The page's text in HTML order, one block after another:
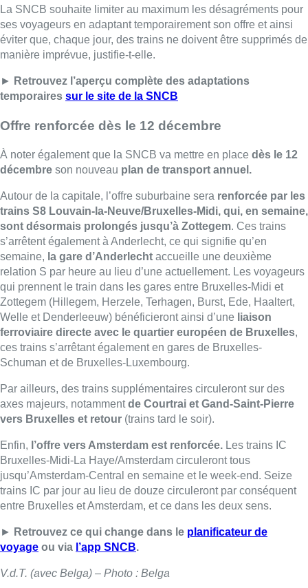
La SNCB souhaite limiter au maximum les désagréments pour
ses voyageurs en adaptant temporairement son offre et ainsi
éviter que, chaque jour, des trains ne doivent être supprimés de
manière imprévue, justifie-t-elle.
►
Retrouvez l’aperçu complète des adaptations
temporaires sur le site de la SNCB
Offre renforcée dès le 12 décembre
À noter également que la SNCB va mettre en place dès le 12
décembre son nouveau plan de transport annuel.
Autour de la capitale, l’offre suburbaine sera renforcée par les
trains S8 Louvain-la-Neuve/Bruxelles-Midi, qui, en semaine,
sont désormais prolongés jusqu’à Zottegem. Ces trains
s’arrêtent également à Anderlecht, ce qui signifie qu’en
semaine, la gare d’Anderlecht accueille une deuxième
relation S par heure au lieu d’une actuellement. Les voyageurs
qui prennent le train dans les gares entre Bruxelles-Midi et
Zottegem (Hillegem, Herzele, Terhagen, Burst, Ede, Haaltert,
Welle et Denderleeuw) bénéficieront ainsi d’une liaison
ferroviaire directe avec le quartier européen de Bruxelles,
ces trains s’arrêtant également en gares de Bruxelles-
Schuman et de Bruxelles-Luxembourg.
Par ailleurs, des trains supplémentaires circuleront sur des
axes majeurs, notammentde Courtrai et Gand-Saint-Pierre
vers Bruxelles et retour (trains tard le soir).
Enfin, l’offre vers Amsterdam est renforcée. Les trains IC
Bruxelles-Midi-La Haye/Amsterdam circuleront tous
jusqu’Amsterdam-Central en semaine et le week-end. Seize
trains IC par jour au lieu de douze circuleront par conséquent
entre Bruxelles et Amsterdam, et ce dans les deux sens.
► Retrouvez ce qui change dans le planificateur de
voyage ou via l’app SNCB.
V.d.T. (avec Belga) – Photo : Belga